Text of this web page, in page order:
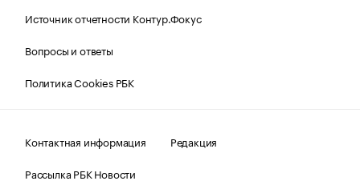
Источник отчетности Контур.Фокус
Вопросы и ответы
Политика Cookies РБК
Контактная информация
Редакция
Рассылка РБК Новости